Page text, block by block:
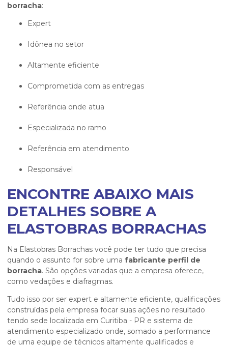
borracha:
expert
idônea no setor
altamente eficiente
comprometida com as entregas
referência onde atua
especializada no ramo
referência em atendimento
responsável
ENCONTRE ABAIXO MAIS
DETALHES SOBRE A
ELASTOBRAS BORRACHAS
Na Elastobras Borrachas você pode ter tudo que precisa
quando o assunto for sobre uma fabricante perfil de
borracha. São opções variadas que a empresa oferece,
como vedações e diafragmas.
Tudo isso por ser expert e altamente eficiente, qualificações
construídas pela empresa focar suas ações no resultado
tendo sede localizada em Curitiba - PR e sistema de
atendimento especializado onde, somado a performance
de uma equipe de técnicos altamente qualificados e